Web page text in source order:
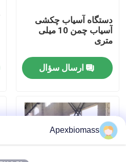
کنترل کیفیت
تماس با ما
همه موارد
دستگاه آسیاب چکشی
آسیاب چمن 10 میلی
متری
ارسال سؤال
Apexbiomass